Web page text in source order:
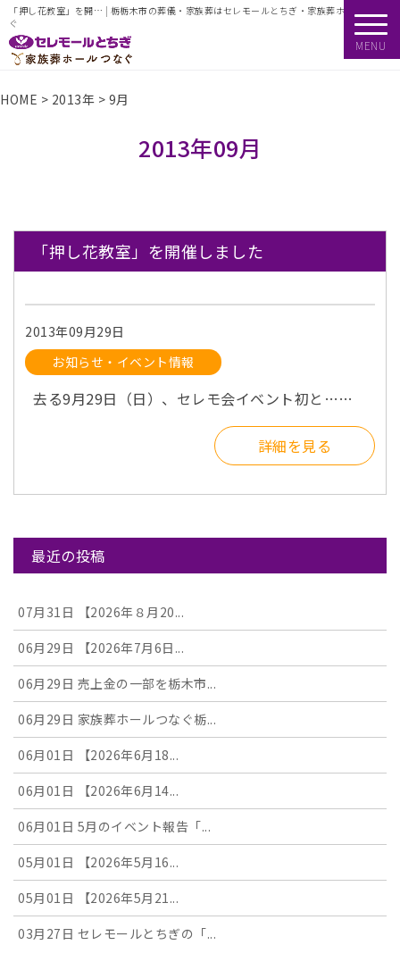
「押し花教室」を開… | 栃栃木市の葬儀・家族葬はセレモールとちぎ・家族葬ホールつな
ぐ
MENU
HOME > 2013年 > 9月
2013年09月
「押し花教室」を開催しました
2013年09月29日
お知らせ・イベント情報
去る9月29日（日）、セレモ会イベント初と……
詳細を見る
最近の投稿
07月31日 【2026年８月20...
06月29日 【2026年7月6日...
06月29日 売上金の一部を栃木市...
06月29日 家族葬ホールつなぐ栃...
06月01日 【2026年6月18...
06月01日 【2026年6月14...
06月01日 5月のイベント報告「...
05月01日 【2026年5月16...
05月01日 【2026年5月21...
03月27日 セレモールとちぎの「...